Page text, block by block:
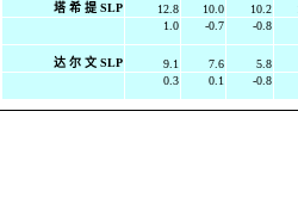
塔 希 提 SLP 12.8 10.0 10.2
1.0
-0.7 -0.8
达 尔 文 SLP 9.1 7.6
5.8
0.3
0.1 -0.8